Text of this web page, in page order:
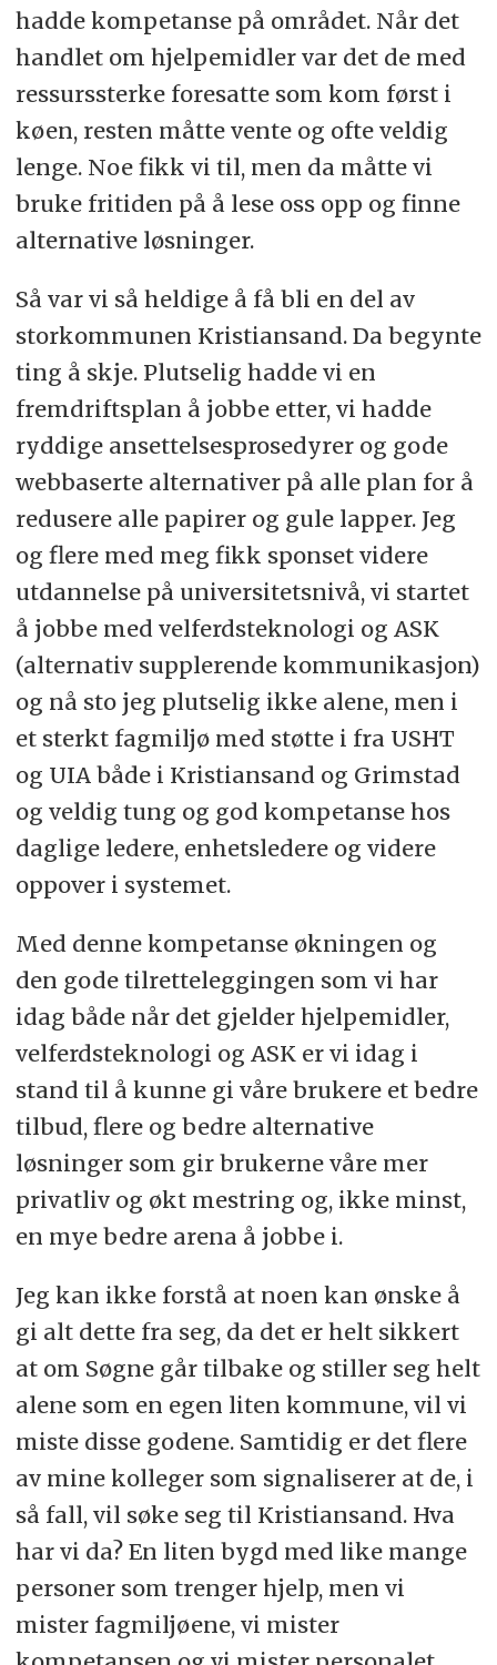
hadde kompetanse på området. Når det
handlet om hjelpemidler var det de med
ressurssterke foresatte som kom først i
køen, resten måtte vente og ofte veldig
lenge. Noe fikk vi til, men da måtte vi
bruke fritiden på å lese oss opp og finne
alternative løsninger.
Så var vi så heldige å få bli en del av
storkommunen Kristiansand. Da begynte
ting å skje. Plutselig hadde vi en
fremdriftsplan å jobbe etter, vi hadde
ryddige ansettelsesprosedyrer og gode
webbaserte alternativer på alle plan for å
redusere alle papirer og gule lapper. Jeg
og flere med meg fikk sponset videre
utdannelse på universitetsnivå, vi startet
å jobbe med velferdsteknologi og ASK
(alternativ supplerende kommunikasjon)
og nå sto jeg plutselig ikke alene, men i
et sterkt fagmiljø med støtte i fra USHT
og UIA både i Kristiansand og Grimstad
og veldig tung og god kompetanse hos
daglige ledere, enhetsledere og videre
oppover i systemet.
Med denne kompetanse økningen og
den gode tilretteleggingen som vi har
idag både når det gjelder hjelpemidler,
velferdsteknologi og ASK er vi idag i
stand til å kunne gi våre brukere et bedre
tilbud, flere og bedre alternative
løsninger som gir brukerne våre mer
privatliv og økt mestring og, ikke minst,
en mye bedre arena å jobbe i.
Jeg kan ikke forstå at noen kan ønske å
gi alt dette fra seg, da det er helt sikkert
at om Søgne går tilbake og stiller seg helt
alene som en egen liten kommune, vil vi
miste disse godene. Samtidig er det flere
av mine kolleger som signaliserer at de, i
så fall, vil søke seg til Kristiansand. Hva
har vi da? En liten bygd med like mange
personer som trenger hjelp, men vi
mister fagmiljøene, vi mister